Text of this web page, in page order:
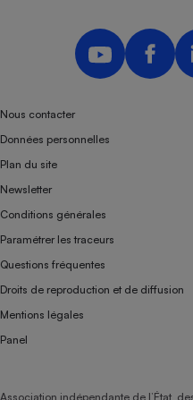
Nous contacter
Données personnelles
Plan du site
Newsletter
Conditions générales
Paramétrer les traceurs
Questions fréquentes
Droits de reproduction et de diffusion
Mentions légales
Panel
Association indépendante de l’État,